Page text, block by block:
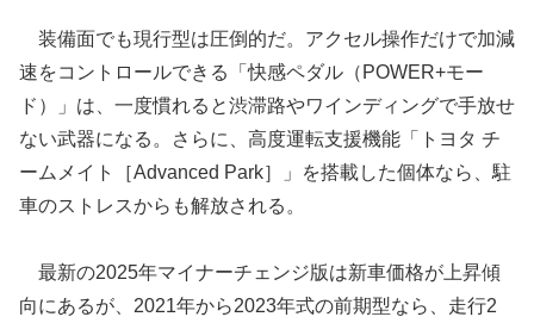
装備面でも現行型は圧倒的だ。アクセル操作だけで加減
速をコントロールできる「快感ペダル（POWER+モー
ド）」は、一度慣れると渋滞路やワインディングで手放せ
ない武器になる。さらに、高度運転支援機能「トヨタ チ
ームメイト［Advanced Park］」を搭載した個体なら、駐
車のストレスからも解放される。
最新の2025年マイナーチェンジ版は新車価格が上昇傾
向にあるが、2021年から2023年式の前期型なら、走行2